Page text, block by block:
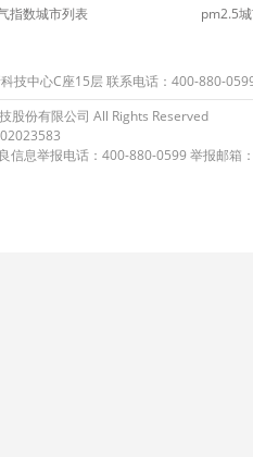
指数城市列表
pm2.5
技中心C座15层 联系电话：400-880-
股份有限公司 All Rights Reserved
信息举报电话：400-880-0599 举报邮箱